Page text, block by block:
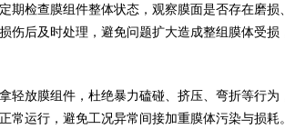
检查膜组件整体状态，观察膜面是否存在磨损
伤后及时处理，避免问题扩大造成整组膜体受损
放膜组件，杜绝暴力磕碰、挤压、弯折等行为
运行，避免工况异常间接加重膜体污染与损耗。